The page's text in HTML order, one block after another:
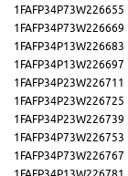
1FAFP34P73W226655
1FAFP34P73W226669
1FAFP34P13W226683
1FAFP34P13W226697
1FAFP34P23W226711
1FAFP34P23W226725
1FAFP34P23W226739
1FAFP34P73W226753
1FAFP34P73W226767